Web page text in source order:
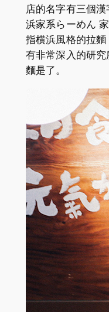
店的名字有三個漢
浜家系らーめん
指横浜風格的拉
有非常深入的研
麵是了。